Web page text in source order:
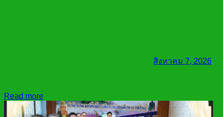
สิงหาคม 7, 2026
Read more